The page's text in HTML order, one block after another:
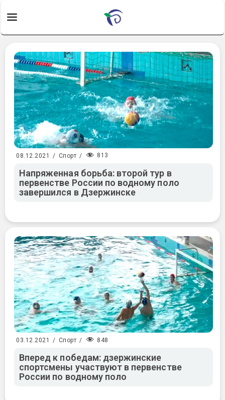
08.12.2021 / Спорт / 813
Напряженная борьба: второй тур в
первенстве России по водному поло
завершился в Дзержинске
03.12.2021 / Спорт / 848
Вперед к победам: дзержинские
спортсмены участвуют в первенстве
России по водному поло